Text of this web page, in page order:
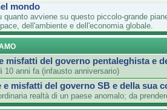
mondo
quanto avviene su questo piccolo-grande
dell'ambiente e dell'economia globale.
misfatti del governo pentaleghista e
10 anni fa (infausto anniversario)
e misfatti del governo SB e della sua
realtà di un paese anomalo; da